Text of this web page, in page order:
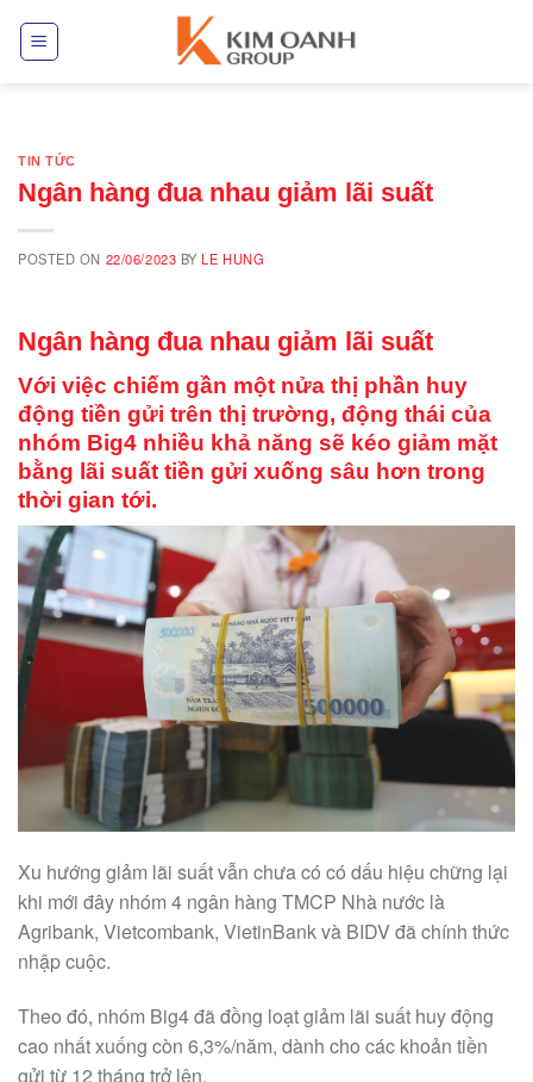
TIN TỨC
Ngân hàng đua nhau giảm lãi suất
POSTED ON 22/06/2023 BYLE HUNG
Ngân hàng đua nhau giảm lãi suất
Với việc chiếm gần một nửa thị phần huy
động tiền gửi trên thị trường, động thái của
nhóm Big4 nhiều khả năng sẽ kéo giảm mặt
bằng lãi suất tiền gửi xuống sâu hơn trong
thời gian tới.
Xu hướng giảm lãi suất vẫn chưa có có dấu hiệu chững lại
khi mới đây nhóm 4 ngân hàng TMCP Nhà nước là
Agribank, Vietcombank, VietinBank và BIDV đã chính thức
nhập cuộc.
Theo đó, nhóm Big4 đã đồng loạt giảm lãi suất huy động
cao nhất xuống còn 6,3%/năm, dành cho các khoản tiền
gửi từ 12 tháng trở lên.